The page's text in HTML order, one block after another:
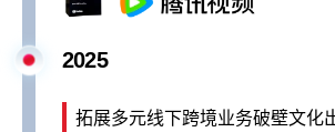
2025
拓展多元线下跨境业务破壁文化